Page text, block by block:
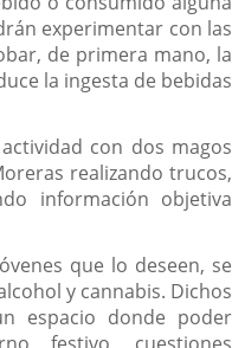
experimentar con las
de primera mano, la
la ingesta de bebidas
con dos magos
realizando trucos,
información objetiva
que lo deseen, se
y cannabis. Dichos
espacio donde poder
festivo, cuestiones